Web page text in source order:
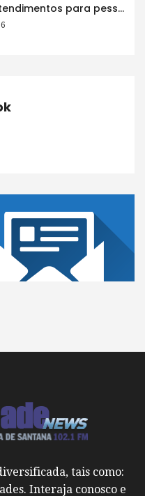
Meu SUS Digital amplia teleatendimentos para pessoas com problemas com jogos e apostas
tais como:
Interaja conosco e